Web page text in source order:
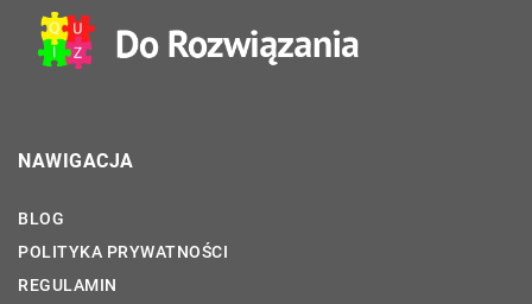
NAWIGACJA
BLOG
POLITYKA PRYWATNOŚCI
REGULAMIN